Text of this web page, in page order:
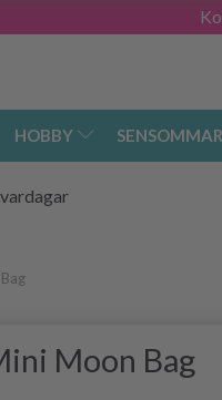
HOBBY
Moon Bag